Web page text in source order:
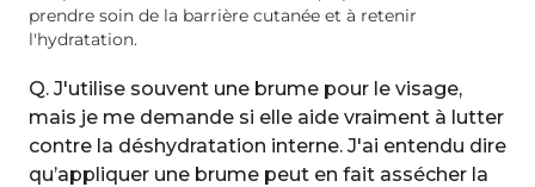
prendre soin de la barrière cutanée et à retenir
l'hydratation.
Q. J'utilise souvent une brume pour le visage,
mais je me demande si elle aide vraiment à lutter
contre la déshydratation interne. J'ai entendu dire
qu’appliquer une brume peut en fait assécher la